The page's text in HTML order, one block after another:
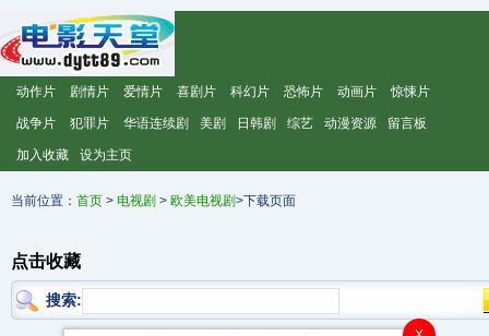
动作片 剧情片 爱情片 喜剧片 科幻片 恐怖片 动画片 惊悚片
战争片 犯罪片 华语连续剧 美剧 日韩剧 综艺 动漫资源 留言板
加入收藏 设为主页
当前位置： 首页 > 电视剧 > 欧美电视剧>下载页面
点击收藏
搜索: